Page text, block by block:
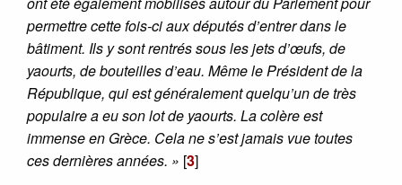
permettre cette fois-ci aux députés d’entrer dans le
bâtiment. Ils y sont rentrés sous les jets d’œufs, de
yaourts, de bouteilles d’eau. Même le Président de la
République, qui est généralement quelqu’un de très
populaire a eu son lot de yaourts. La colère est
immense en Grèce. Cela ne s’est jamais vue toutes
ces dernières années. » [3]